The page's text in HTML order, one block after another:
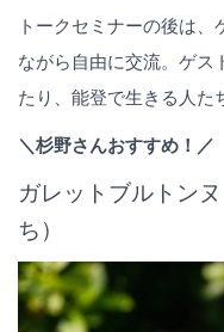
トークセミナーの後は
ながら自由に交流。ゲス
たり、能登で生きる人た
＼杉野さんおすすめ！／
ガレットブルトン
ち）